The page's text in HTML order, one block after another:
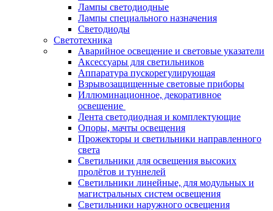
Лампы светодиодные
Лампы специального назначения
Светодиоды
Светотехника
Аварийное освещение и световые указатели
Аксессуары для светильников
Аппаратура пускорегулирующая
Взрывозащищенные световые приборы
Иллюминационное, декоративное
освещение
Лента светодиодная и комплектующие
Опоры, мачты освещения
Прожекторы и светильники направленного
света
Светильники для освещения высоких
пролётов и туннелей
Светильники линейные, для модульных и
магистральных систем освещения
Светильники наружного освещения